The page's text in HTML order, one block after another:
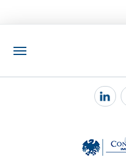
NOTIZIE
PEC MANTOVA MAIL